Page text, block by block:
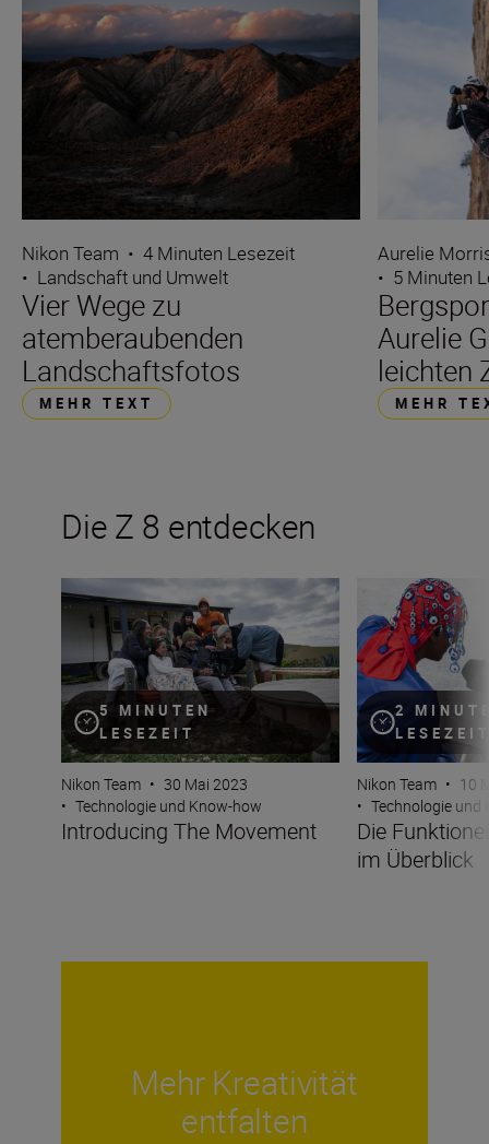
Nikon Team • 4 Minuten Lesezeit
• Landschaft und Umwelt
Vier Wege zu
atemberaubenden
Landschaftsfotos
MEHR TEXT
Aurelie
• 5 Minuten
Aurelie
leichten
MEHR
Die Z 8 entdecken
5 MINUTEN
LESEZEIT
Introducing The Movement
Nikon Team • 30 Mai 2023
• Technologie und Know-how
Introducing The Movement
2
Die Funktionen
Nikon Team • 10
• Technologie und
Die
im Überblick
Mehr Kreativität
entfalten